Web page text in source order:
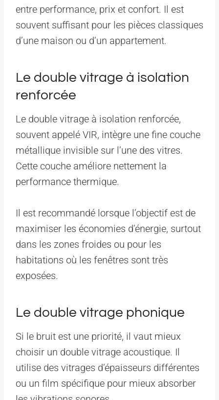
entre performance, prix et confort. Il est
souvent suffisant pour les pièces classiques
d’une maison ou d’un appartement.
Le double vitrage à isolation
renforcée
Le double vitrage à isolation renforcée,
souvent appelé VIR, intègre une fine couche
métallique invisible sur l’une des vitres.
Cette couche améliore nettement la
performance thermique.
Il est recommandé lorsque l’objectif est de
maximiser les économies d’énergie, surtout
dans les zones froides ou pour les
habitations où les fenêtres sont très
exposées.
Le double vitrage phonique
Si le bruit est une priorité, il vaut mieux
choisir un double vitrage acoustique. Il
utilise des vitrages d’épaisseurs différentes
ou un film spécifique pour mieux absorber